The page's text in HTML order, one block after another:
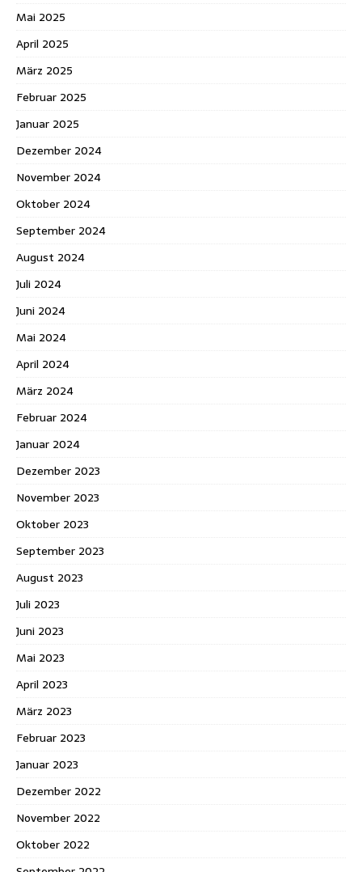
Mai 2025
April 2025
März 2025
Februar 2025
Januar 2025
Dezember 2024
November 2024
Oktober 2024
September 2024
August 2024
Juli 2024
Juni 2024
Mai 2024
April 2024
März 2024
Februar 2024
Januar 2024
Dezember 2023
November 2023
Oktober 2023
September 2023
August 2023
Juli 2023
Juni 2023
Mai 2023
April 2023
März 2023
Februar 2023
Januar 2023
Dezember 2022
November 2022
Oktober 2022